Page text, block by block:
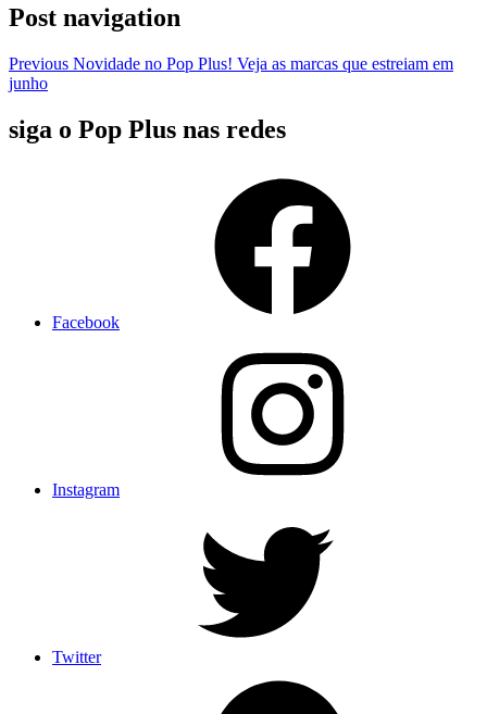
Post navigation
Previous Novidade no Pop Plus! Veja as marcas que estreiam em
junho
siga o Pop Plus nas redes
Facebook
Instagram
Twitter